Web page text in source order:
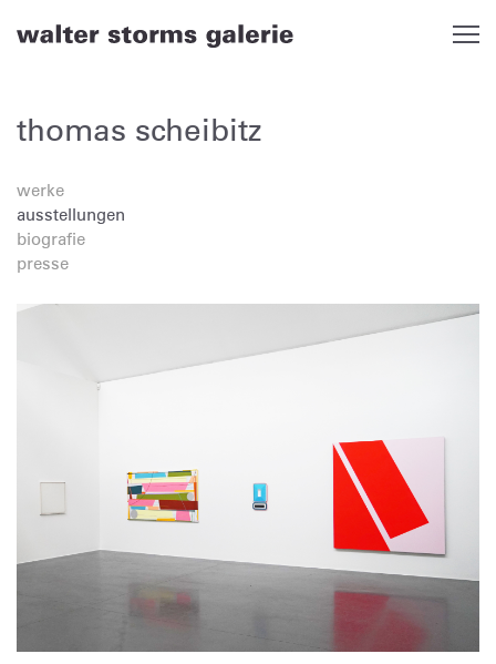
thomas scheibitz
werke
ausstellungen
biografie
presse